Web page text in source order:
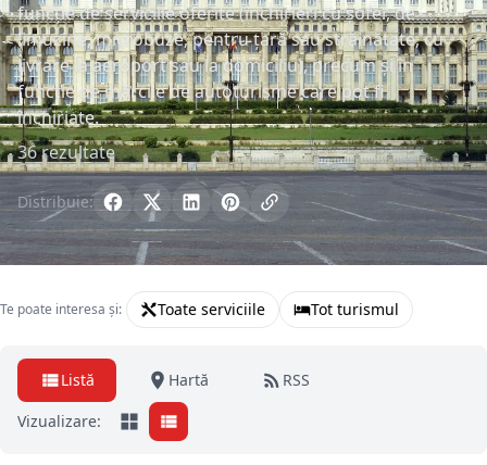
funcție de serviciile oferite (închirieri cu șofer, de
limuzine, microbuze, pentru țară sau străinătate, cu
livrare la aeroport sau la domiciliu), precum și în
funcție de mărcile de autoturisme care pot fi
închiriate.
36 rezultate
Distribuie:
Te poate interesa și: Toate serviciile Tot turismul
Listă Hartă
RSS
Vizualizare: